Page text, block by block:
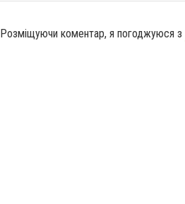
Розміщуючи коментар, я погоджуюся з